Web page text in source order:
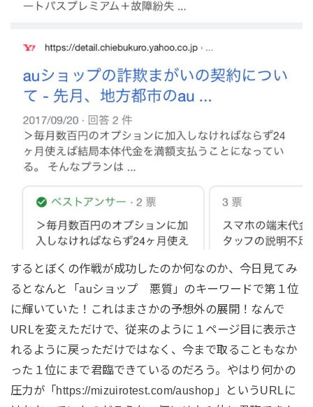
するとぼくの作戦が成功したのか何なのか、今日見てみ
るとなんと「auショップ 悪質」のキーワードで第１位
に輝いていた！これはまさかの予想外の展開！なんで
URLを変えただけで、従来のように１ページ目に表示さ
れるように戻っただけではなく、今まで取ることもなか
った１位にまで君臨できているのだろう。やはり何かの
圧力が「https://mizuirotest.com/aushop」というURLに